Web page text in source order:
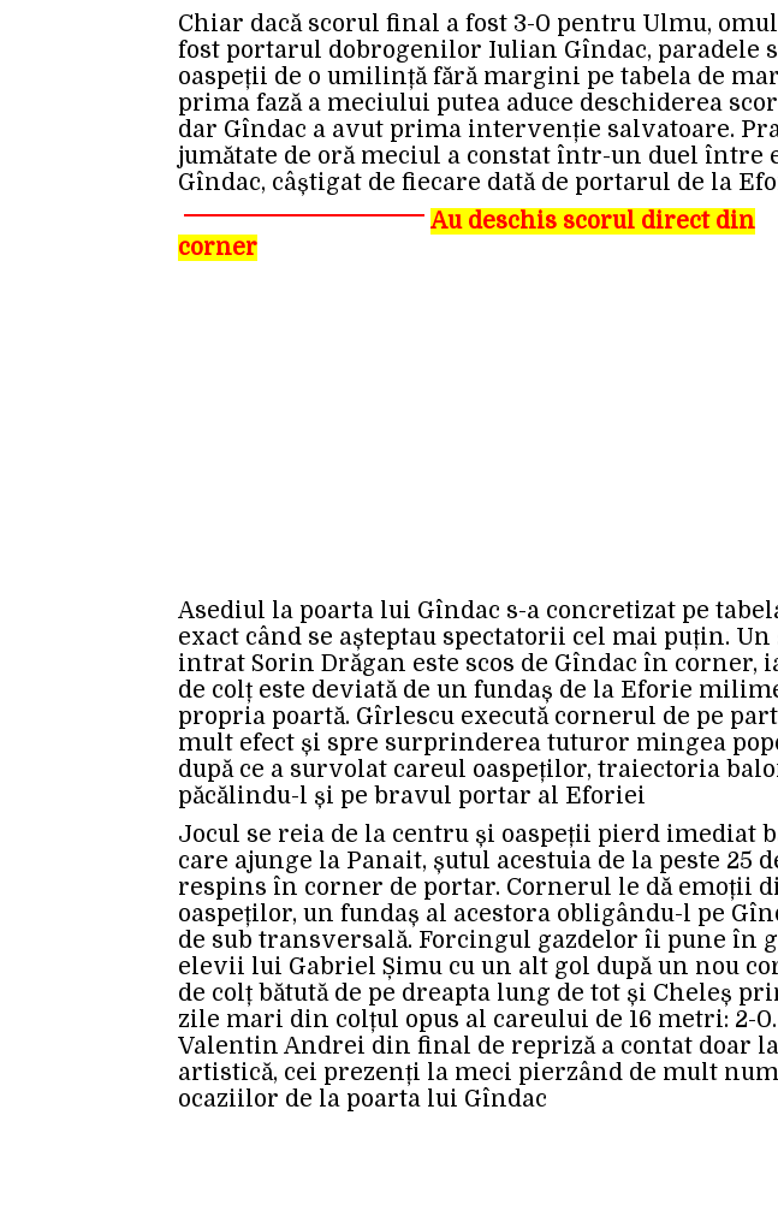
Chiar dacă scorul final a fost 3-0 pentru Ulmu,
fost portarul dobrogenilor Iulian Gîndac, paradele
oaspeții de o umilință fără margini pe tabela de
prima fază a meciului putea aduce deschiderea
dar Gîndac a avut prima intervenție salvatoare.
jumătate de oră meciul a constat într-un duel între
Gîndac, câștigat de fiecare dată de portarul de la
Au deschis scorul direct din
corner
Asediul la poarta lui Gîndac s-a concretizat pe
exact când se așteptau spectatorii cel mai puțin.
intrat Sorin Drăgan este scos de Gîndac în
de colț este deviată de un fundaș de la Eforie
propria poartă. Gîrlescu execută cornerul de pe
mult efect și spre surprinderea tuturor mingea
după ce a survolat careul oaspeților, traiectoria
păcălindu-l și pe bravul portar al Eforiei
Jocul se reia de la centru și oaspeții pierd imediat
care ajunge la Panait, șutul acestuia de la peste 25
respins în corner de portar. Cornerul le dă emoții
oaspeților, un fundaș al acestora obligându-l pe
de sub transversală. Forcingul gazdelor îi pune în
elevii lui Gabriel Șimu cu un alt gol după un nou
de colț bătută de pe dreapta lung de tot și Cheleș
zile mari din colțul opus al careului de 16 metri: 2-
Valentin Andrei din final de repriză a contat doar
artistică, cei prezenți la meci pierzând de mult
ocaziilor de la poarta lui Gîndac